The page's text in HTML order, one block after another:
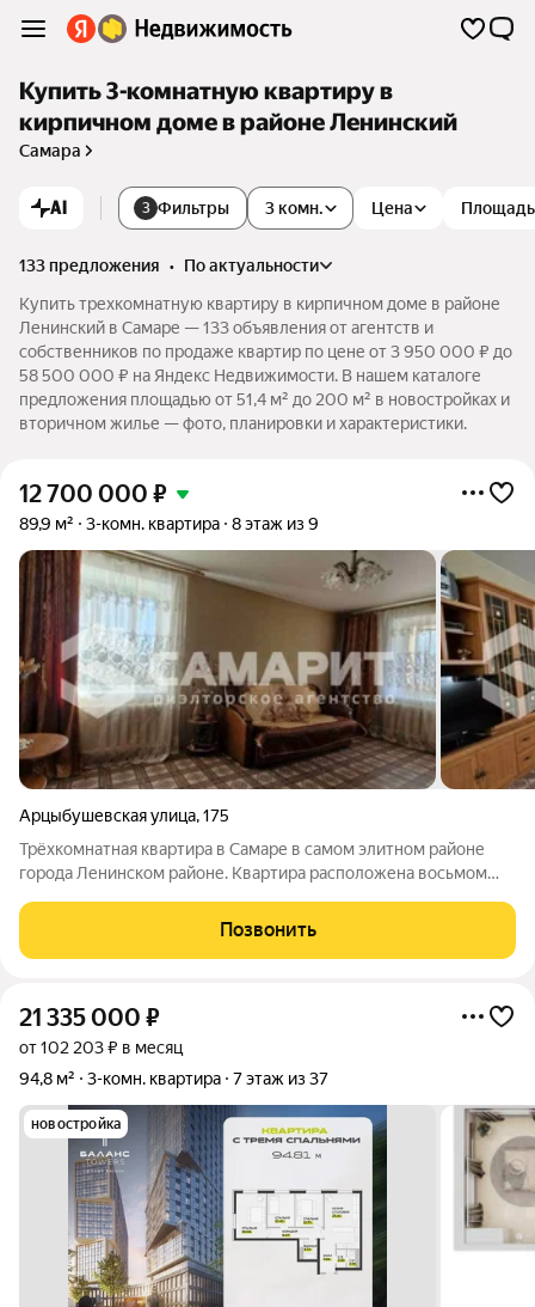
Купить 3-комнатную квартиру в
кирпичном доме в районе Ленинский
Самара
AI 3 Фильтры 3 комн. Цена Площадь
133 предложения •
по актуальности
Купить трехкомнатную квартиру в кирпичном доме в районе
Ленинский в Самаре — 133 объявления от агентств и
собственников по продаже квартир по цене от 3 950 000 ₽ до
58 500 000 ₽ на Яндекс Недвижимости. В нашем каталоге
предложения площадью от 51,4 м² до 200 м² в новостройках и
вторичном жилье — фото, планировки и характеристики.
12 700 000 ₽
89,9 м² 3-комн. квартира 8 этаж из 9
Арцыбушевская улица,175
Трёхкомнатная квартира в Самаре в самом элитном районе
города Ленинском районе. Квартира расположена восьмом
квартиры составляет 89,9 кв. м с учетом лоджии, жилая
Позвонить
21 335 000 ₽
от 102 203 ₽ в месяц
94,8 м²
3-комн. квартира 7 этаж из 37
новостройка